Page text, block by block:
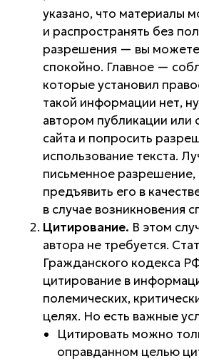
указано, что материалы
и распространять без
разрешения — вы можете
спокойно. Главное —
которые установил
такой информации нет,
автором публикации или
сайта и попросить
использование текста.
письменное разрешение,
предъявить его в
в случае возникновения
Цитирование. В этом
автора не требуется.
Гражданского кодекса
цитирование в
полемических,
целях. Но есть важные
Цитировать можно
оправданном целью